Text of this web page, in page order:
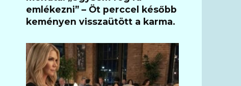
emlékezni” – Öt perccel később
keményen visszaütött a karma.